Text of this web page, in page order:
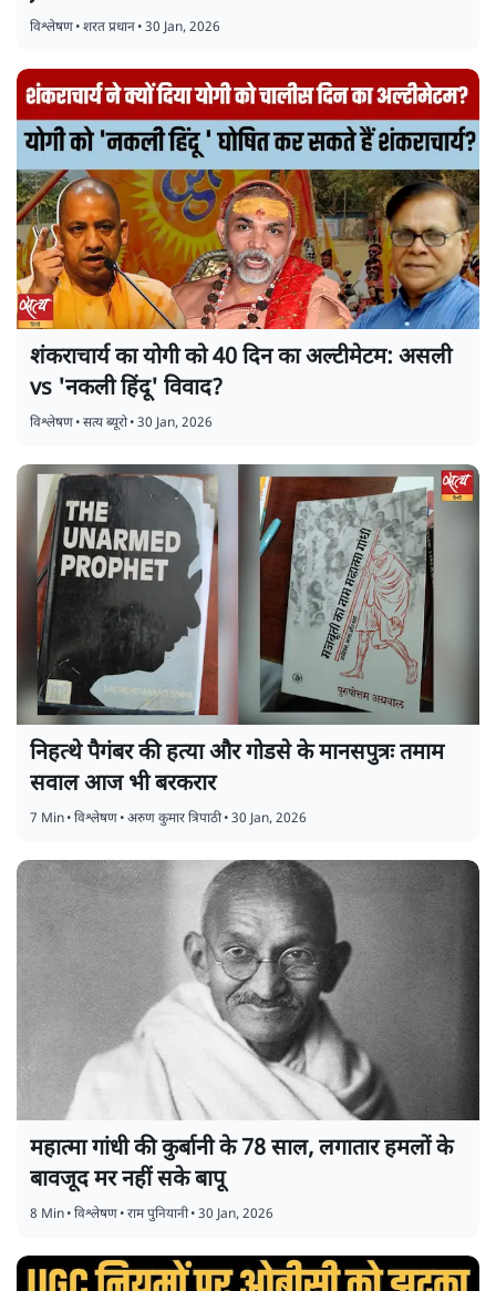
विश्लेषण•शरत प्रधान•30 Jan, 2026
शंकराचार्य का योगी को 40 दिन का अल्टीमेटम: असली
vs 'नकली हिंदू' विवाद?
विश्लेषण•सत्य ब्यूरो•30 Jan, 2026
निहत्थे पैगंबर की हत्या और गोडसे के मानसपुत्रः तमाम
सवाल आज भी बरकरार
7 Min•विश्लेषण•अरुण कुमार त्रिपाठी•30 Jan, 2026
महात्मा गांधी की कुर्बानी के 78 साल, लगातार हमलों के
बावजूद मर नहीं सके बापू
8 Min•विश्लेषण•राम पुनियानी•30 Jan, 2026